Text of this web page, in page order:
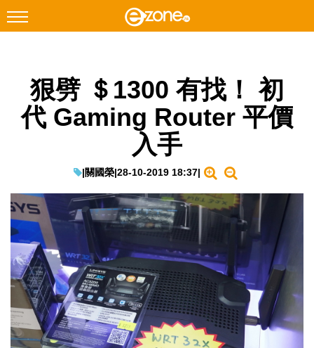
Facebook Instagram
科技焦點
教學評測
EduTech
IT Times
生成式AI與雲端應用
Enterprise Digital Transformation
特集
狠劈 ＄1300 有找！ 初
代 Gaming Router 平價
入手
|關國榮|28-10-2019 18:37|